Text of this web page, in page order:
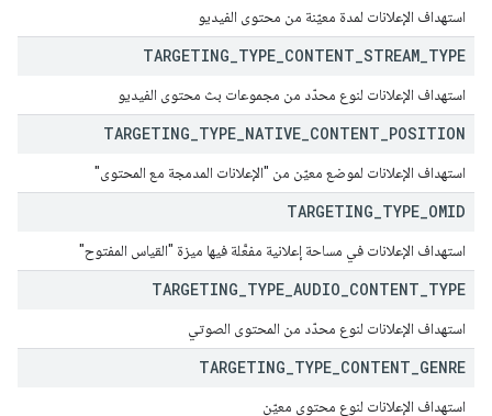
استهداف الإعلانات لمدة معيّنة من محتوى الفيديو
TARGETING TYPE CONTENT STREAM TYPE
استهداف الإعلانات لنوع محدّد من مجموعات بث محتوى الفيديو
TARGETING TYPE NATIVE CONTENT POSITION
استهداف الإعلانات لموضع معيّن من "الإعلانات المدمجة مع المحتوى"
TARGETING TYPE OMID
استهداف الإعلانات في مساحة إعلانية مفعَّلة فيها ميزة "القياس المفتوح"
TARGETING TYPE AUDIO CONTENT TYPE
استهداف الإعلانات لنوع محدّد من المحتوى الصوتي
TARGETING TYPE CONTENT GENRE
استهداف الإعلانات لنوع محتوى معيّن